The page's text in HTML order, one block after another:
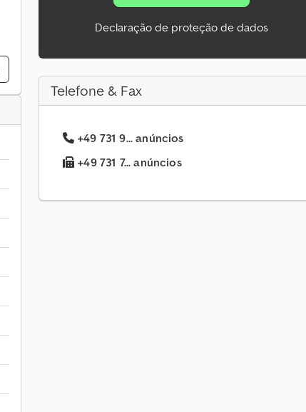
Declaração de proteção de dados
Telefone & Fax
+49 731 9... anúncios
+49 731 7... anúncios